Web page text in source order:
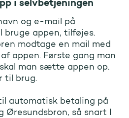
i selvbetjeningen
og e-mail på
bruge appen, tilføjes.
modtage en mail med
appen. Første gang man
man sætte appen op.
til brug.
automatisk betaling på
Øresundsbron, så snart I